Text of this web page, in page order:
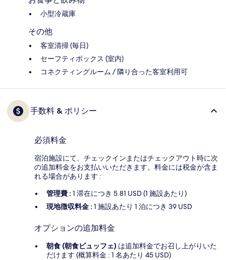
小型冷蔵庫
その他
客室清掃 (毎日)
セーフティボックス (室内)
コネクティングルーム / 隣り合った客室利用可
手数料 & ポリシー
必須料金
宿泊施設にて、チェックインまたはチェックアウト時に次
の追加料金をお支払いいただきます。料金には税金が含ま
れる場合があります :
管理費 : 1 滞在につき 5.81 USD (1 施設あたり)
現地徴収料金 : 1 施設あたり 1 泊につき 39 USD
オプションの追加料金
朝食 (朝食ビュッフェ) は追加料金でお召し上がりいた
だけます (概算料金 : 1 名あたり 45 USD)